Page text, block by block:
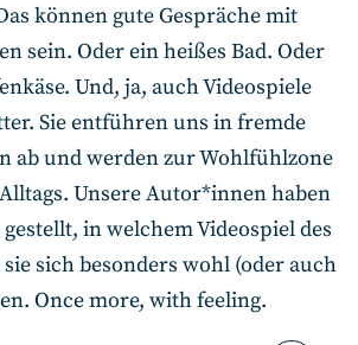
können gute Gespräche mit
sein. Oder ein heißes Bad. Oder
Und, ja, auch Videospiele
Sie entführen uns in fremde
ab und werden zur Wohlfühlzone
Unsere Autor*innen haben
in welchem Videospiel des
sich besonders wohl (oder auch
Once more, with feeling.